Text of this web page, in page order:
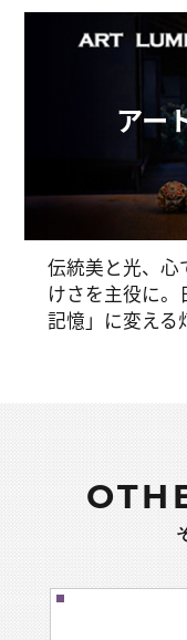
アー
伝統美と光、心
けさを主役に
記憶」に変える